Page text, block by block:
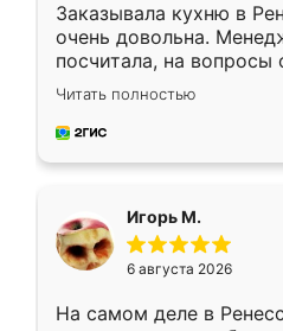
Заказывала кухню в
очень довольна.
посчитала, на вопросы
Замерщик приехал в
делу со всей
за день, ребята
Читать полностью
Игорь М.
6 августа 2026
На самом деле в